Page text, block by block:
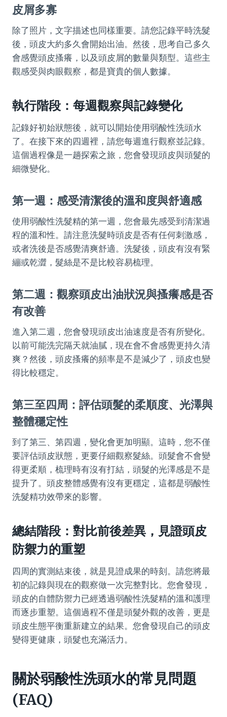
皮屑多寡
除了照片，文字描述也同樣重要。請您記錄平時洗髮
後，頭皮大約多久會開始出油。然後，思考自己多久
會感覺頭皮搔癢，以及頭皮屑的數量與類型。這些主
觀感受與肉眼觀察，都是寶貴的個人數據。
執行階段：每週觀察與記錄變化
記錄好初始狀態後，就可以開始使用弱酸性洗頭水
了。在接下來的四週裡，請您每週進行觀察並記錄。
這個過程像是一趟探索之旅，您會發現頭皮與頭髮的
細微變化。
第一週：感受清潔後的溫和度與舒適感
使用弱酸性洗髮精的第一週，您會最先感受到清潔過
程的溫和性。請注意洗髮時頭皮是否有任何刺激感，
或者洗後是否感覺清爽舒適。洗髮後，頭皮有沒有緊
繃或乾澀，髮絲是不是比較容易梳理。
第二週：觀察頭皮出油狀況與搔癢感是否
有改善
進入第二週，您會發現頭皮出油速度是否有所變化。
以前可能洗完隔天就油膩，現在會不會感覺更持久清
爽？然後，頭皮搔癢的頻率是不是減少了，頭皮也變
得比較穩定。
第三至四周：評估頭髮的柔順度、光澤與
整體穩定性
到了第三、第四週，變化會更加明顯。這時，您不僅
要評估頭皮狀態，更要仔細觀察髮絲。頭髮會不會變
得更柔順，梳理時有沒有打結，頭髮的光澤感是不是
提升了。頭皮整體感覺有沒有更穩定，這都是弱酸性
洗髮精功效帶來的影響。
總結階段：對比前後差異，見證頭皮
防禦力的重塑
四周的實測結束後，就是見證成果的時刻。請您將最
初的記錄與現在的觀察做一次完整對比。您會發現，
頭皮的自體防禦力已經透過弱酸性洗髮精的溫和護理
而逐步重塑。這個過程不僅是頭髮外觀的改善，更是
頭皮生態平衡重新建立的結果。您會發現自己的頭皮
變得更健康，頭髮也充滿活力。
關於弱酸性洗頭水的常見問題
(FAQ)